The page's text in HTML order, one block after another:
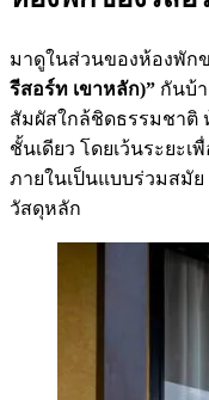
มาดูในส่วนของห้องพัก
รีสอร์ท เขาหลัก)” กันบ้
สัมผัสใกล้ชิดธรรมชาติ
ชั้นเดียว โดยเว้นระยะ
ภายในเป็นแบบร่วมสมั
วัสดุหลัก